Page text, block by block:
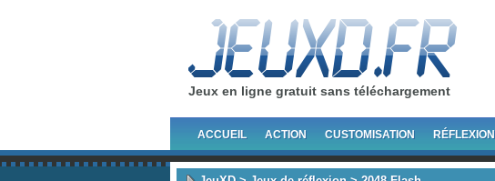
Jeux en ligne gratuit sans téléchargement
ACCUEIL ACTION CUSTOMISATION RÉFLEXION